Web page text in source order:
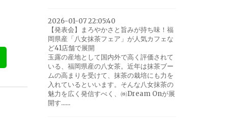
2026-01-07 22:05:40
【発表会】まろやかさと旨みが持ち味！福
岡県産「八女抹茶フェア」が人気カフェな
ど41店舗で展開
玉露の産地として国内外で高く評価されて
いる、福岡県産の八女茶。近年は抹茶ブー
ムの高まりを受けて、抹茶の栽培にも力を
入れているといいます。そんな八女抹茶の
魅力を広く発信すべく、㈱Dream Onが展
開す......